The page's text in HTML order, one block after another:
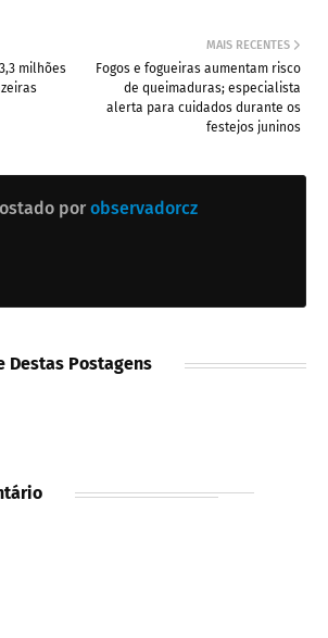
MAIS RECENTES
Fogos e fogueiras aumentam risco
de queimaduras; especialista
alerta para cuidados durante os
festejos juninos
milhões
por observadorcz
Destas Postagens